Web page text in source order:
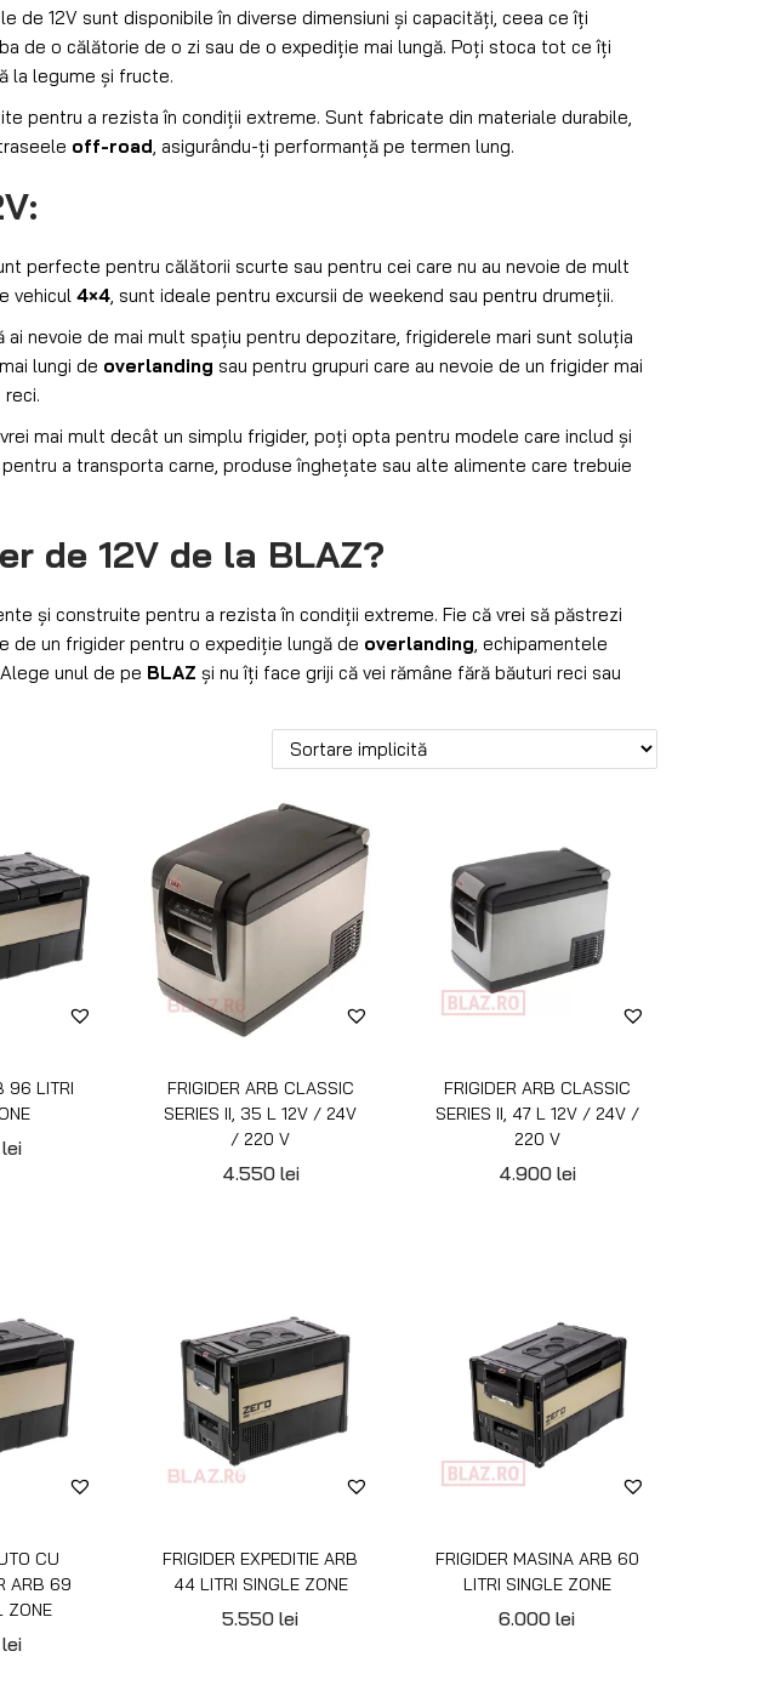
de 12V sunt disponibile în diverse dimensiuni și capacități, ceea ce îți
de o călătorie de o zi sau de o expediție mai lungă. Poți stoca tot ce îți
la legume și fructe.
pentru a rezista în condiții extreme. Sunt fabricate din materiale durabile,
off-road , asigurându-ți performanță pe termen lung.
:
perfecte pentru călătorii scurte sau pentru cei care nu au nevoie de mult
vehicul4×4 , sunt ideale pentru excursii de weekend sau pentru drumeții.
ai nevoie de mai mult spațiu pentru depozitare, frigiderele mari sunt soluția
lungi de overlanding sau pentru grupuri care au nevoie de un frigider mai
mai mult decât un simplu frigider, poți opta pentru modele care includ și
a transporta carne, produse înghețate sau alte alimente care trebuie
de 12V de la BLAZ?
și construite pentru a rezista în condiții extreme. Fie că vrei să păstrezi
de un frigider pentru o expediție lungă de overlanding , echipamentele
unul de pe BLAZ și nu îți face griji că vei rămâne fără băuturi reci sau
96 LITRI
lei
FRIGIDER ARB CLASSIC
SERIES II, 35 L 12V / 24V
/ 220 V
4.550 lei
FRIGIDER ARB CLASSIC
SERIES II, 47 L 12V / 24V /
220 V
4.900 lei
CU
ARB 69
ZONE
lei
FRIGIDER EXPEDITIE ARB
44 LITRI SINGLE ZONE
5.550lei
FRIGIDER MASINA ARB 60
LITRI SINGLE ZONE
6.000lei